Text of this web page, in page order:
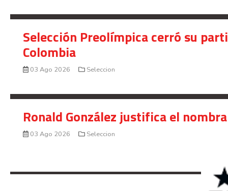
Selección Preolímpica cerró su
Colombia
03 Ago 2026 Seleccion
Ronald González justifica el
03 Ago 2026 Seleccion